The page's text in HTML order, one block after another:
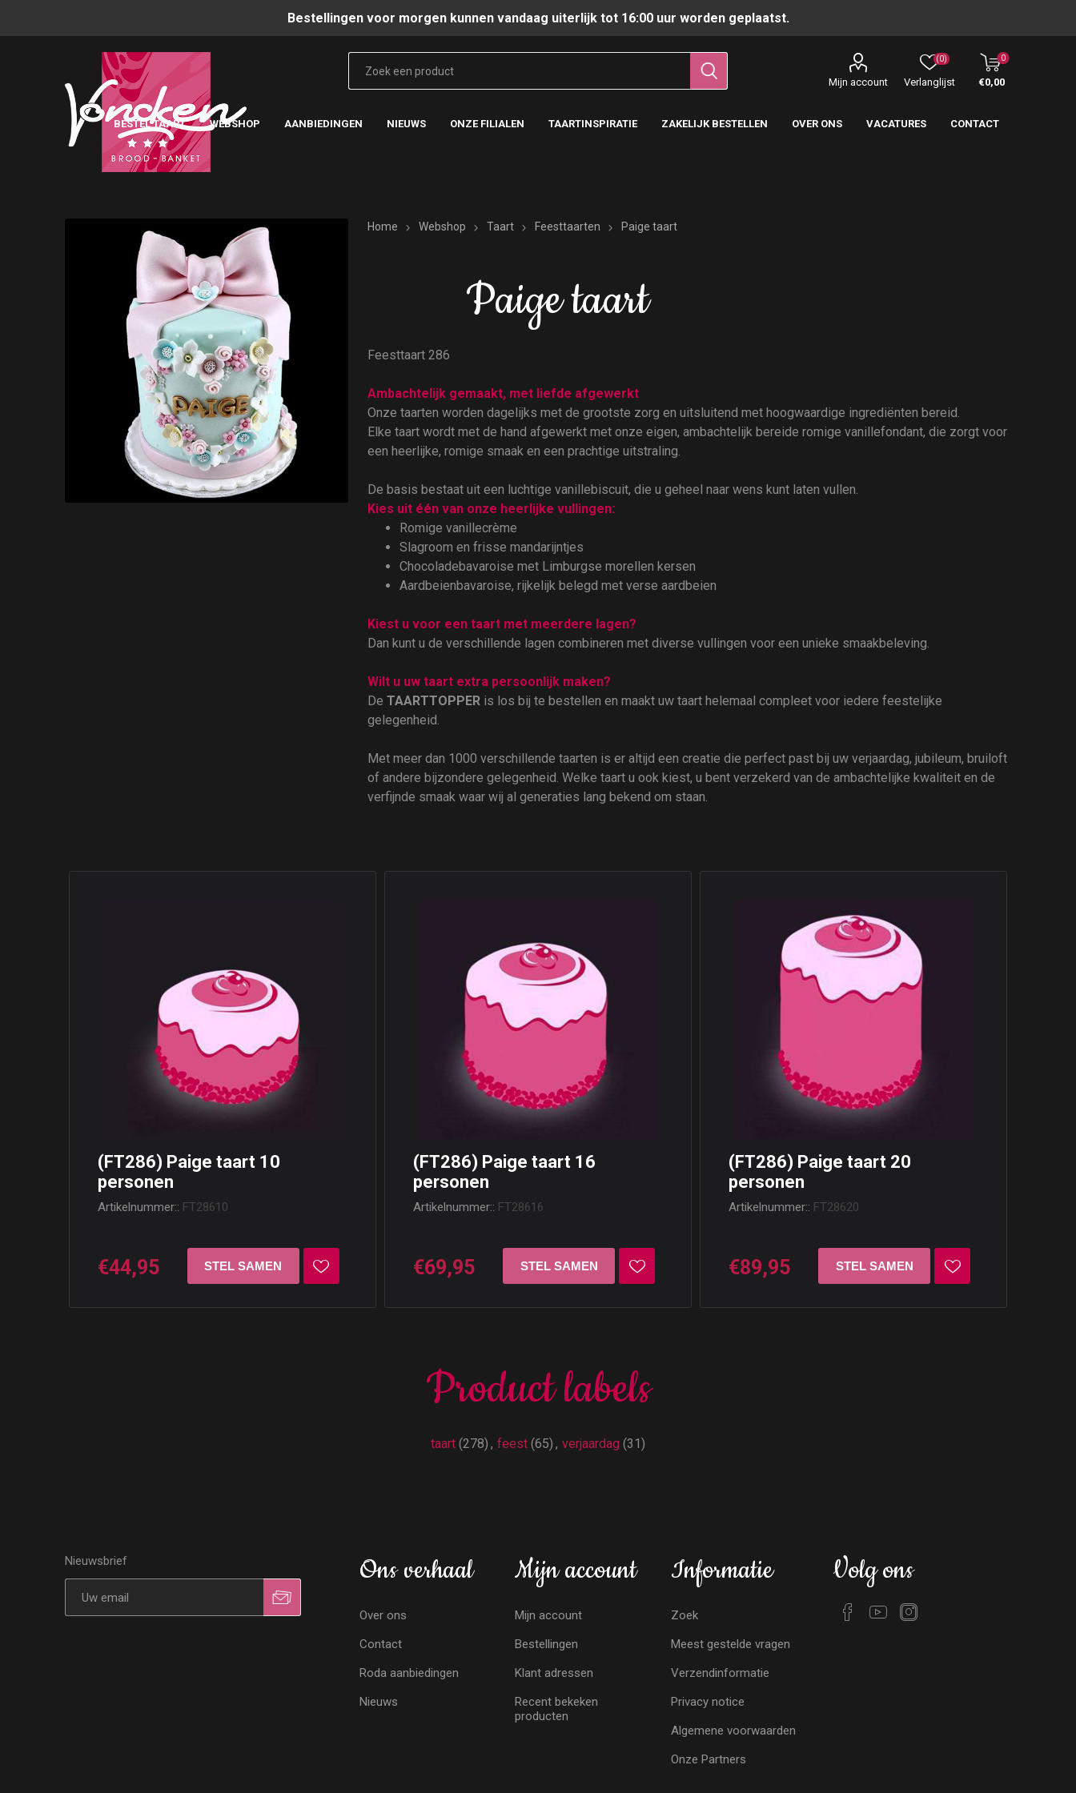
Bestellingen voor morgen kunnen vandaag uiterlijk tot 16:00 uur worden geplaatst.
Mijn account Verlanglijst
(0) 0
€0,00
BESTEL TAART WEBSHOP AANBIEDINGEN NIEUWS ONZE FILIALEN TAARTINSPIRATIE ZAKELIJK BESTELLEN OVER ONS VACATURES CONTACT
Home Webshop Taart Feesttaarten Paige taart
Paige taart
Feesttaart 286
Ambachtelijk gemaakt, met liefde afgewerkt
Onze taarten worden dagelijks met de grootste zorg en uitsluitend met hoogwaardige ingrediënten bereid.
Elke taart wordt met de hand afgewerkt met onze eigen, ambachtelijk bereide romige vanillefondant, die zorgt voor
een heerlijke, romige smaak en een prachtige uitstraling.
De basis bestaat uit een luchtige vanillebiscuit, die u geheel naar wens kunt laten vullen.
Kies uit één van onze heerlijke vullingen:
Romige vanillecrème
Slagroom en frisse mandarijntjes
Chocoladebavaroise met Limburgse morellen kersen
Aardbeienbavaroise, rijkelijk belegd met verse aardbeien
Kiest u voor een taart met meerdere lagen?
Dan kunt u de verschillende lagen combineren met diverse vullingen voor een unieke smaakbeleving.
Wilt u uw taart extra persoonlijk maken?
DeTAARTTOPPER is los bij te bestellen en maakt uw taart helemaal compleet voor iedere feestelijke
gelegenheid.
Met meer dan 1000 verschillende taarten is er altijd een creatie die perfect past bij uw verjaardag, jubileum, bruiloft
of andere bijzondere gelegenheid. Welke taart u ook kiest, u bent verzekerd van de ambachtelijke kwaliteit en de
verfijnde smaak waar wij al generaties lang bekend om staan.
(FT286) Paige taart 10
personen
Artikelnummer:: FT28610
€44,95
(FT286) Paige taart 16
personen
Artikelnummer:: FT28616
€69,95
(FT286) Paige taart 20
personen
Artikelnummer:: FT28620
€89,95
Product labels
taart (278) , feest (65) , verjaardag (31)
Nieuwsbrief Ons verhaal
Over ons
Contact
Roda aanbiedingen
Nieuws
Mijn account
Mijn account
Bestellingen
Klant adressen
Recent bekeken
producten
Informatie
Zoek
Meest gestelde vragen
Verzendinformatie
Privacy notice
Algemene voorwaarden
Onze Partners
Volg ons